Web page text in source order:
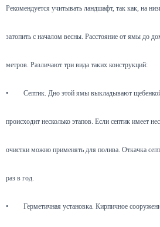
Рекомендуется учитывать ландшафт, так как, на
затопить с началом весны. Расстояние от ямы до
метров. Различают три вида таких конструкций:
• Септик. Дно этой ямы выкладывают
происходит несколько этапов. Если септик имеет
очистки можно применять для полива. Откачка
раз в год.
• Герметичная установка. Кирпичное